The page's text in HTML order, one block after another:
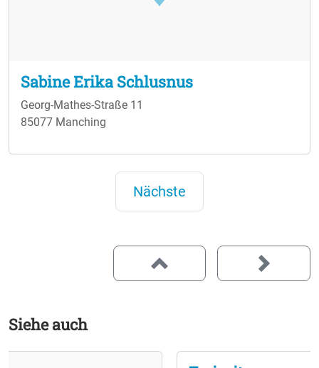
Sabine Erika Schlusnus
Georg-Mathes-Straße 11
85077 Manching
Nächste
Siehe auch